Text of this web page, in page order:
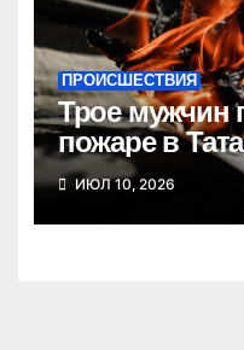
ПРОИСШЕСТВИЯ
Трое мужчин
пожаре в
ИЮЛ 10, 2026